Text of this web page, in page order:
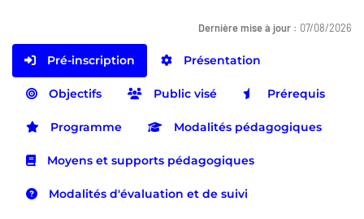
Dernière mise à jour : 07/08/2026
Pré-inscription Présentation
Objectifs Public visé Prérequis
Programme Modalités pédagogiques
Moyens et supports pédagogiques
Modalités d'évaluation et de suivi